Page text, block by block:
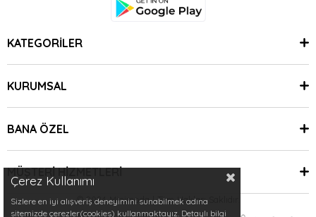
KATEGORİLER
KURUMSAL
BANA ÖZEL
MÜŞTERİ HİZMETLERİ
© 2024 Minimoda | Tüm Hakları Saklıdır.
Çerez Kullanımı
Sizlere en iyi alışveriş deneyimini sunabilmek adına
sitemizde çerezler(cookies) kullanmaktayız. Detaylı bilgi